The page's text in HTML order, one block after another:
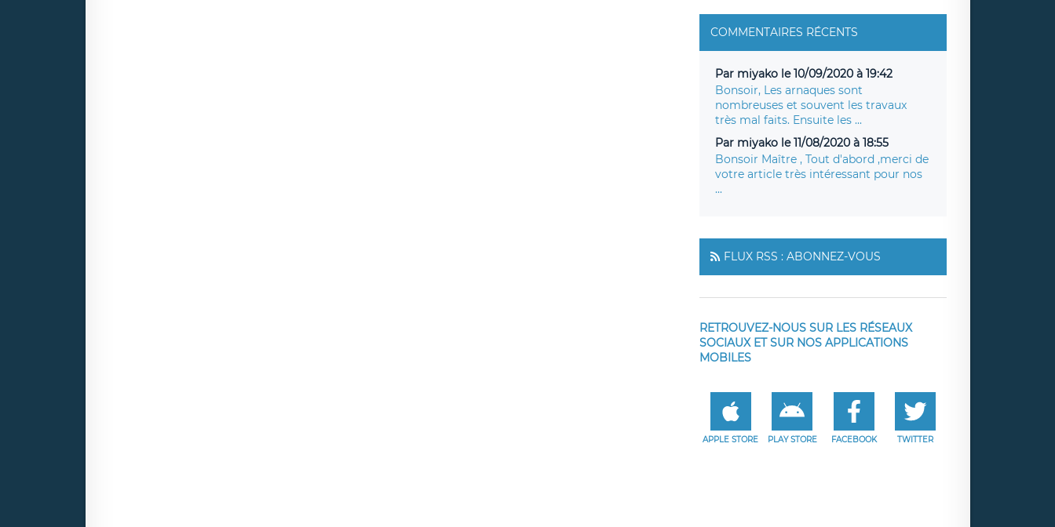
COMMENTAIRES RÉCENTS
Par miyako le 10/09/2020 à 19:42
Bonsoir, Les arnaques sont
nombreuses et souvent les travaux
très mal faits. Ensuite les ...
Par miyako le 11/08/2020 à 18:55
Bonsoir Maître , Tout d'abord ,merci de
votre article très intéressant pour nos
...
FLUX RSS : ABONNEZ-VOUS
RETROUVEZ-NOUS SUR LES RÉSEAUX
SOCIAUX ET SUR NOS APPLICATIONS
MOBILES
APPLE STORE PLAY STORE FACEBOOK TWITTER